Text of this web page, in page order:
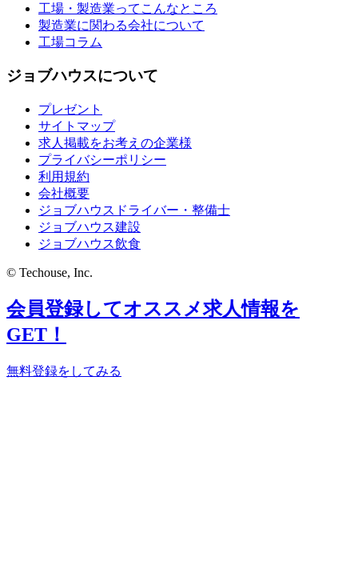
工場・製造業ってこんなところ
製造業に関わる会社について
工場コラム
ジョブハウスについて
プレゼント
サイトマップ
求人掲載をお考えの企業様
プライバシーポリシー
利用規約
会社概要
ジョブハウスドライバー・整備士
ジョブハウス建設
ジョブハウス飲食
© Techouse, Inc.
会員登録してオススメ求人情報を
GET！
無料登録をしてみる